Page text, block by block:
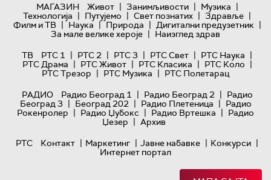
МАГАЗИН
Живот | Занимљивости | Музика |
Технологијa | Путујемо | Свет познатих | Здравље |
Филм и ТВ | Наука | Природа | Дигитални предузетник |
За мале велике хероје | Наизглед здрав
ТВ
РТС 1 | РТС 2 | РТС 3 | РТС Свет | РТС Наука |
РТС Драма | РТС Живот | РТС Класика | РТС Коло |
РТС Трезор | РТС Музика | РТС Полетарац
РАДИО
Радио Београд 1 | Радио Београд 2 | Радио
Београд 3 | Београд 202 | Радио Плетеница | Радио
Рокенролер | Радио Џубокс | Радио Вртешка | Радио
Џезер | Архив
РТС
Контакт | Маркетинг | Јавне набавке | Конкурси |
Интернет портал